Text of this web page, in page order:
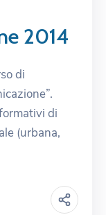
2014
di
di
(urbana,